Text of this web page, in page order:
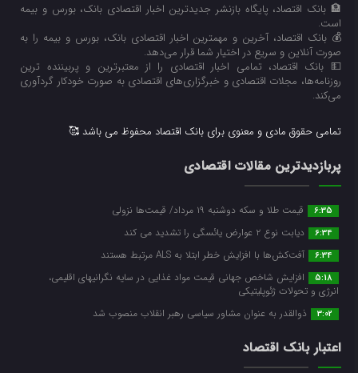
🏦 بانک اقتصاد، پایگاه بازنشر جدیدترین اخبار اقتصادی بانک، بورس و بیمه
است.
💰 بانک اقتصاد، آخرین و مهمترین اخبار اقتصادی بانک، بورس و بیمه را به
صورت آنلاین و سریع در اختیار شما قرار می‌‌دهد.
💵 بانک اقتصاد، تمامی اخبار اقتصادی را از معتبرترین و پربیننده ترین
روزنامه‌ها، مجلات اقتصادی و خبرگزاری‌های اقتصادی به صورت خودکار گردآوری
می‌کند.
تمامی حقوق مادی و معنوی برای بانک اقتصاد محفوظ می باشد 🥰
پربازدیدترین مقالات اقتصادی
6:35 قیمت طلا و سکه دوشنبه ۱۹ مرداد/ قیمت‌ها نزولی
6:34 دیابت نوع ۲ عوارض یائسگی را تشدید می کند
6:34 آفت‌کش‌ها با افزایش خطر ابتلا به ALS مرتبط هستند
5:18
افزایش شاخص جهانی قیمت مواد غذایی در سایه نگرانیهای اقلیمی،
انرژی و تحولات ژئوپلیتیکی
3:02 ذوالقدر به عنوان مشاور سیاسی رهبر انقلاب منصوب شد
اعتبار بانک اقتصاد